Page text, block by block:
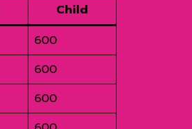
Child
600
600
600